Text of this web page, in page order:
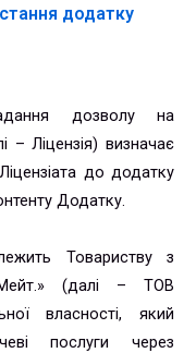
додатку
дозволу на
– Ліцензія) визначає
до додатку
Додатку.
Товариству з
(далі – ТОВ
власності, який
послуги через